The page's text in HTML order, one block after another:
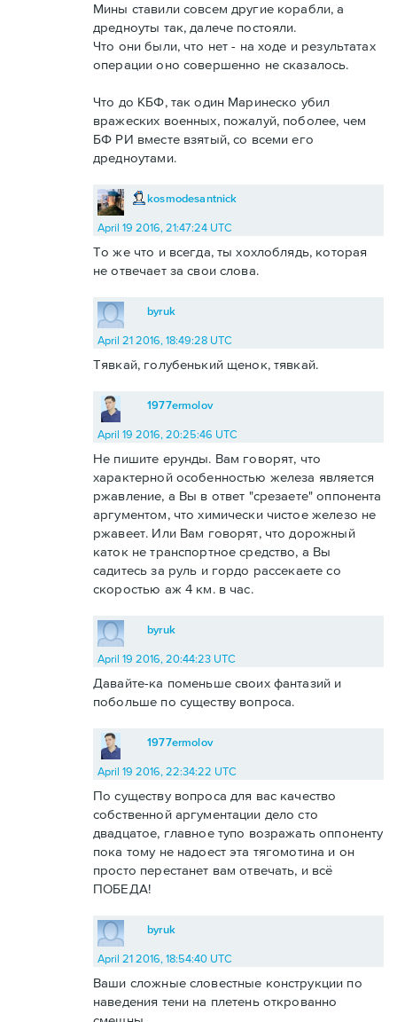
Мины ставили совсем другие корабли, а
дредноуты так, далече постояли.
Что они были, что нет - на ходе и результатах
операции оно совершенно не сказалось.
Что до КБФ, так один Маринеско убил
вражеских военных, пожалуй, поболее, чем
БФ РИ вместе взятый, со всеми его
дредноутами.
kosmodesantnick
April 19 2016, 21:47:24 UTC
То же что и всегда, ты хохлоблядь, которая
не отвечает за свои слова.
byruk
April 21 2016, 18:49:28 UTC
Тявкай, голубенький щенок, тявкай.
1977ermolov
April 19 2016, 20:25:46 UTC
Не пишите ерунды. Вам говорят, что
характерной особенностью железа является
ржавление, а Вы в ответ "срезаете" оппонента
аргументом, что химически чистое железо не
ржавеет. Или Вам говорят, что дорожный
каток не транспортное средство, а Вы
садитесь за руль и гордо рассекаете со
скоростью аж 4 км. в час.
byruk
April 19 2016, 20:44:23 UTC
Давайте-ка поменьше своих фантазий и
побольше по существу вопроса.
1977ermolov
April 19 2016, 22:34:22 UTC
По существу вопроса для вас качество
собственной аргументации дело сто
двадцатое, главное тупо возражать оппоненту
пока тому не надоест эта тягомотина и он
просто перестанет вам отвечать, и всё
ПОБЕДА!
byruk
April 21 2016, 18:54:40 UTC
Ваши сложные словестные конструкции по
наведения тени на плетень открованно